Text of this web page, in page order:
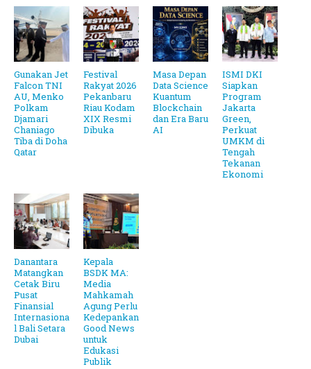
Gunakan Jet
Falcon TNI
AU, Menko
Polkam
Djamari
Chaniago
Tiba di Doha
Qatar
Festival
Rakyat 2026
Pekanbaru
Riau Kodam
XIX Resmi
Dibuka
Masa Depan
Data Science
Kuantum
Blockchain
dan Era Baru
AI
ISMI DKI
Siapkan
Program
Jakarta
Green,
Perkuat
UMKM di
Tengah
Tekanan
Ekonomi
Danantara
Matangkan
Cetak Biru
Pusat
Finansial
Internasiona
l Bali Setara
Dubai
Kepala
BSDK MA:
Media
Mahkamah
Agung Perlu
Kedepankan
Good News
untuk
Edukasi
Publik